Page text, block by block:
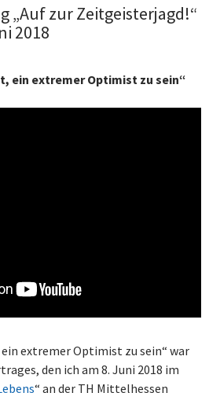
„Auf zur Zeitgeisterjagd!“
2018
ein extremer Optimist zu sein“
extremer Optimist zu sein“ war
den ich am 8. Juni 2018 im
“ an der TH Mittelhessen